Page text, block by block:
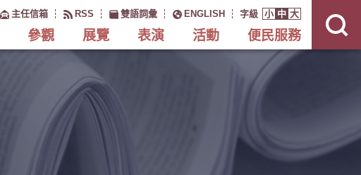
主任信箱 RSS 雙語詞彙 ENGLISH 字級 小 中 大
參觀 展覽 表演 活動 便民服務
網
站
搜